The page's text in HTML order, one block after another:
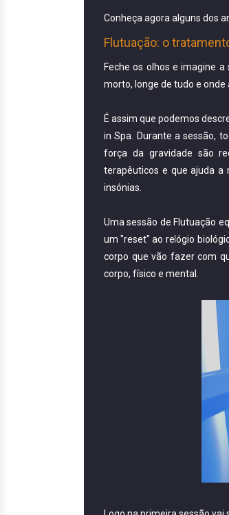
Conheça agora alguns dos
Flutuação: o
Feche os olhos e imagine
morto, longe de tudo e onde
É assim que podemos
in Spa. Durante a sessão,
força da gravidade são
terapêuticos e que ajuda a
insónias.
Uma sessão de Flutuação
um "reset" ao relógio
corpo que vão fazer com
corpo, físico e mental.